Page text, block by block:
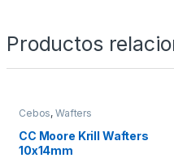
Productos
Cebos,Wafters
CC Moore Krill Wafters
10x14mm